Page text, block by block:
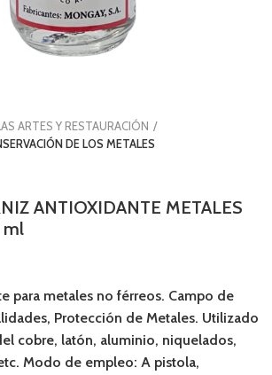
ARTES Y RESTAURACIÓN
DE LOS METALES
ANTIOXIDANTE METALES
ml
para metales no férreos. Campo de
Protección de Metales. Utilizado
cobre, latón, aluminio, niquelados,
Modo de empleo: A pistola,